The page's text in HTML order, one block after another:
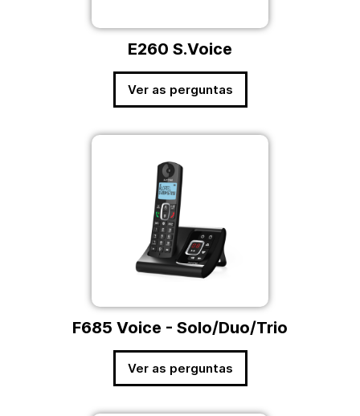
E260 S.Voice
Ver as perguntas
F685 Voice - Solo/Duo/Trio
Ver as perguntas